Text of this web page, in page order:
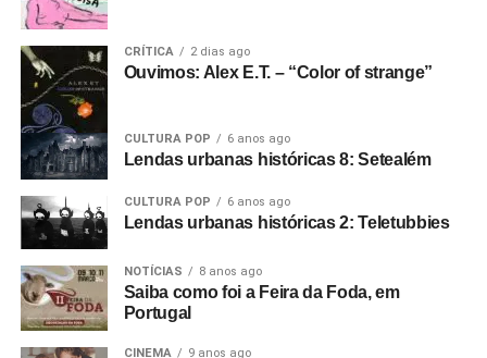
CRÍTICA 2 dias ago
Ouvimos: Alex E.T. – “Color of strange”
CULTURA POP 6 anos ago
Lendas urbanas históricas 8: Setealém
CULTURA POP 6 anos ago
Lendas urbanas históricas 2: Teletubbies
NOTÍCIAS 8 anos ago
Saiba como foi a Feira da Foda, em
Portugal
CINEMA 9 anos ago